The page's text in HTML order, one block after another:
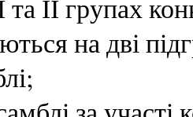
та ІІ групах
на дві